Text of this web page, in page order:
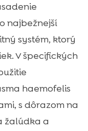
najbežnejší
systém, ktorý
V špecifických
haemofelis
s dôrazom na
žalúdka a